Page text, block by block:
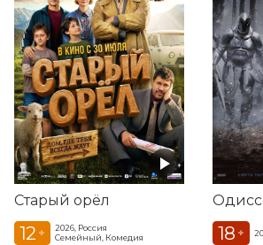
Старый орёл
12 +
2026, Россия
Семейный, Комедия
18 +